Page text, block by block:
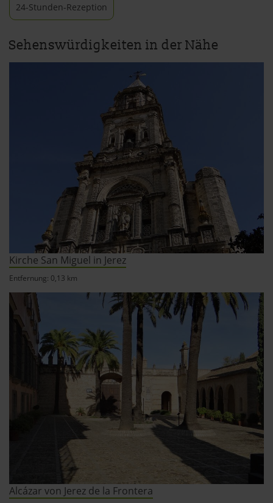
24-Stunden-Rezeption
Sehenswürdigkeiten in der Nähe
Kirche San Miguel in Jerez
Entfernung: 0,13 km
Alcázar von Jerez de la Frontera